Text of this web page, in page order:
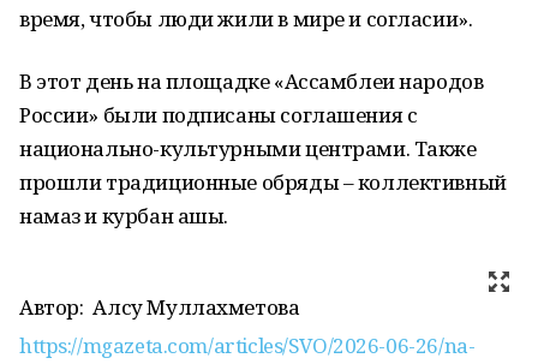
время, чтобы люди жили в мире и согласии».
В этот день на площадке «Ассамблеи народов
России» были подписаны соглашения с
национально-культурными центрами. Также
прошли традиционные обряды – коллективный
намаз и курбан ашы.
Автор: Алсу Муллахметова
https://mgazeta.com/articles/SVO/2026-06-26/na-